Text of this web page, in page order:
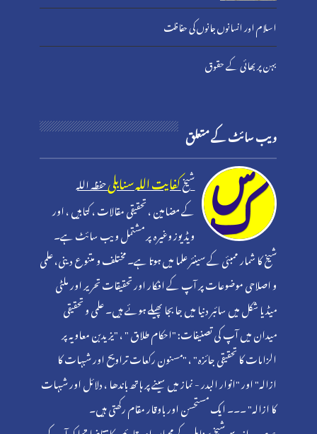
اسلام اور انسانوں جانوں کی حفاظت
بہن پر بھائی کے حقوق
ویب سائٹ کے متعلق
شیخکفایت اللہ سنابلیحفظہ اللہ
کے مضامین ، تحقیقی مقالات ، کتابیں ، اور
ویڈیوز وغیرہ پر مشتمل ویب سائٹ ہے۔
شیخ کا شمار ممبئی کے سینئر علما میں ہوتا ہے۔ مختلف و متنوع دینی، علمی
و اصلاحی موضوعات پر آپ کے افکار اور تحقیقات تحریر اور ملٹی
میڈیا شکل میں سائبر دنیا میں جا بجا پھیلے ہوئے ہیں۔ علمی و تحقیقی
میدان میں آپ کی تصنیفات: "احکام طلاق " ، "یزیدبن معاویہ پر
الزامات کا تحقیقی جائزہ" ، "مسنون رکعات تراویح اور شبہات کا
ازالہ" اور "انوار البدر - نماز میں سینے پر ہاتھ باندھا ، دلائل اور شبہات
کا ازالہ" ۔۔۔ ایک مستحسن اور باوقار مقام رکھتی ہیں۔